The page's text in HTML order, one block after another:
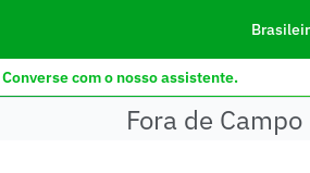
Converse com o nosso assistente.
Fora de Campo